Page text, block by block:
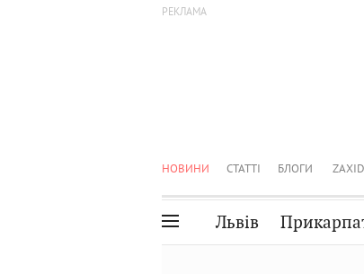
НОВИНИ СТАТТІ БЛОГИ
Львів